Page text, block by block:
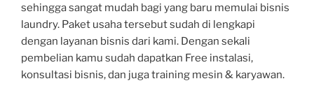
sehingga sangat mudah bagi yang baru memulai bisnis
laundry. Paket usaha tersebut sudah di lengkapi
dengan layanan bisnis dari kami. Dengan sekali
pembelian kamu sudah dapatkan Free instalasi,
konsultasi bisnis, dan juga training mesin & karyawan.